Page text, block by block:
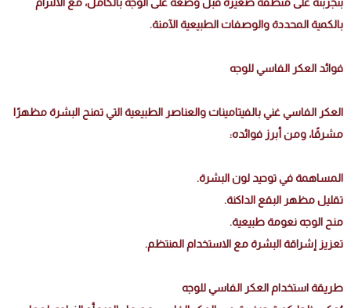
بتجربته على منطقة صغيرة قبل وضعه على الوجه بالكامل، مع الالتزام
بالكمية المحددة والوصفات الطبيعية الآمنة.
فوائد العكر الفاسي للوجه
العكر الفاسي غني بالفيتامينات والعناصر الطبيعية التي تمنح البشرة مظهرًا
مشرقًا، ومن أبرز فوائده:
المساهمة في توحيد لون البشرة.
تقليل مظهر البقع الداكنة.
منح الوجه نعومة طبيعية.
تعزيز إشراقة البشرة مع الاستخدام المنتظم.
طريقة استخدام العكر الفاسي للوجه